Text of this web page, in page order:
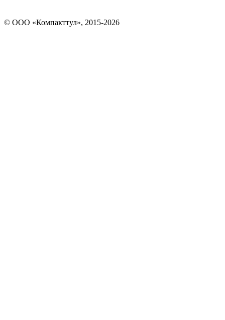
© OOO «Компакттул», 2015-2026